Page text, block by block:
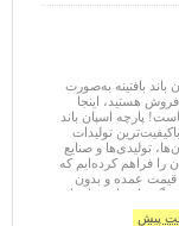
باند بافتینه به‌صورت
هستید، اینجا
پارچه اسپان باند
تولیدات
تولیدی‌ها و صنایع
را فراهم کرده‌ایم که
قیمت عمده و بدون
پارچه اسپان